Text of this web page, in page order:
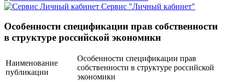
Сервис "Личный кабинет"
Особенности спецификации прав собственности
в структуре российской экономики
Наименование
публикации
Особенности спецификации прав
собственности в структуре российской
экономики